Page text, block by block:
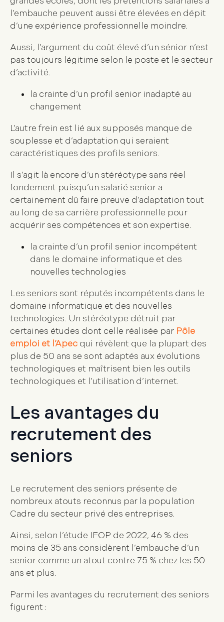
l’embauche peuvent aussi être élevées en dépit
d’une expérience professionnelle moindre.
Aussi, l’argument du coût élevé d’un sénior n’est
pas toujours légitime selon le poste et le secteur
d’activité.
la crainte d’un profil senior inadapté au
changement
L’autre frein est lié aux supposés manque de
souplesse et d’adaptation qui seraient
caractéristiques des profils seniors.
Il s’agit là encore d’un stéréotype sans réel
fondement puisqu’un salarié senior a
certainement dû faire preuve d’adaptation tout
au long de sa carrière professionnelle pour
acquérir ses compétences et son expertise.
la crainte d’un profil senior incompétent
dans le domaine informatique et des
nouvelles technologies
Les seniors sont réputés incompétents dans le
domaine informatique et des nouvelles
technologies. Un stéréotype détruit par
certaines études dont celle réalisée par Pôle
emploi et l’Apec qui révèlent que la plupart des
plus de 50 ans se sont adaptés aux évolutions
technologiques et maîtrisent bien les outils
technologiques et l’utilisation d’internet.
Les avantages du
recrutement des
seniors
Le recrutement des seniors présente de
nombreux atouts reconnus par la population
Cadre du secteur privé des entreprises.
Ainsi, selon l’étude IFOP de 2022, 46 % des
moins de 35 ans considèrent l’embauche d’un
senior comme un atout contre 75 % chez les 50
ans et plus.
Parmi les avantages du recrutement des seniors
figurent :